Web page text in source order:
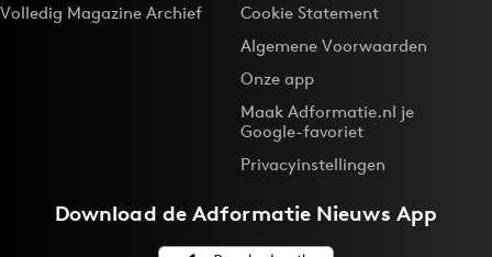
Volledig Magazine Archief
Cookie Statement
Algemene Voorwaarden
Onze app
Maak Adformatie.nl je
Google-favoriet
Privacyinstellingen
Download deAdformatie Nieuws App